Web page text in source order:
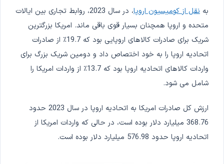
به نقل از کومیسیون اروپا
، در سال 2023، روابط تجاری بین ایالات
متحده و اروپا همچنان بسیار قوی باقی ماند. امریکا بزرگترین
شریک برای صادرات کالاهای اروپایی بود که 19.7٪ از صادرات
اتحادیه اروپا را به خود اختصاص داد و دومین شریک بزرگ برای
واردات کالاهای اتحادیه اروپا بود که 13.7٪ از واردات امریکا را
شامل می شود.
ارزش کل صادرات امریکا به اتحادیه اروپا در سال 2023 حدود
368.76 میلیارد دلار بوده است، در حالی که واردات امریکا از
اتحادیه اروپا حدود 576.98 میلیارد دلار بوده است.